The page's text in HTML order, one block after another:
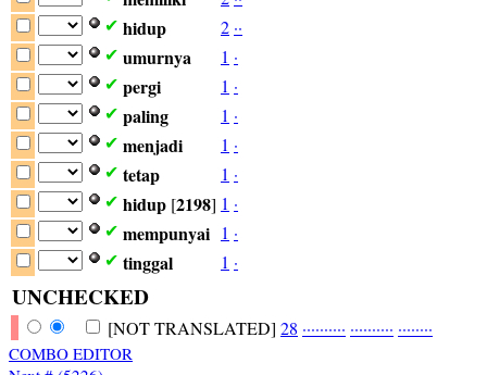
✔ hidup 2 ··
✔ umurnya 1 ·
✔ pergi 1 ·
✔ paling 1 ·
✔ menjadi 1 ·
✔ tetap 1 ·
✔ hidup [2198] 1 ·
✔ mempunyai 1 ·
✔ tinggal 1 ·
UNCHECKED
[NOT TRANSLATED] 28 ·········· ·········· ········
COMBO EDITOR